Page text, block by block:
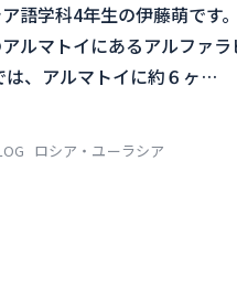
語学科4年生の伊藤萌です
ルマトイにあるアルファ
は、アルマトイに約６ヶ…
ロシア・ユーラシア